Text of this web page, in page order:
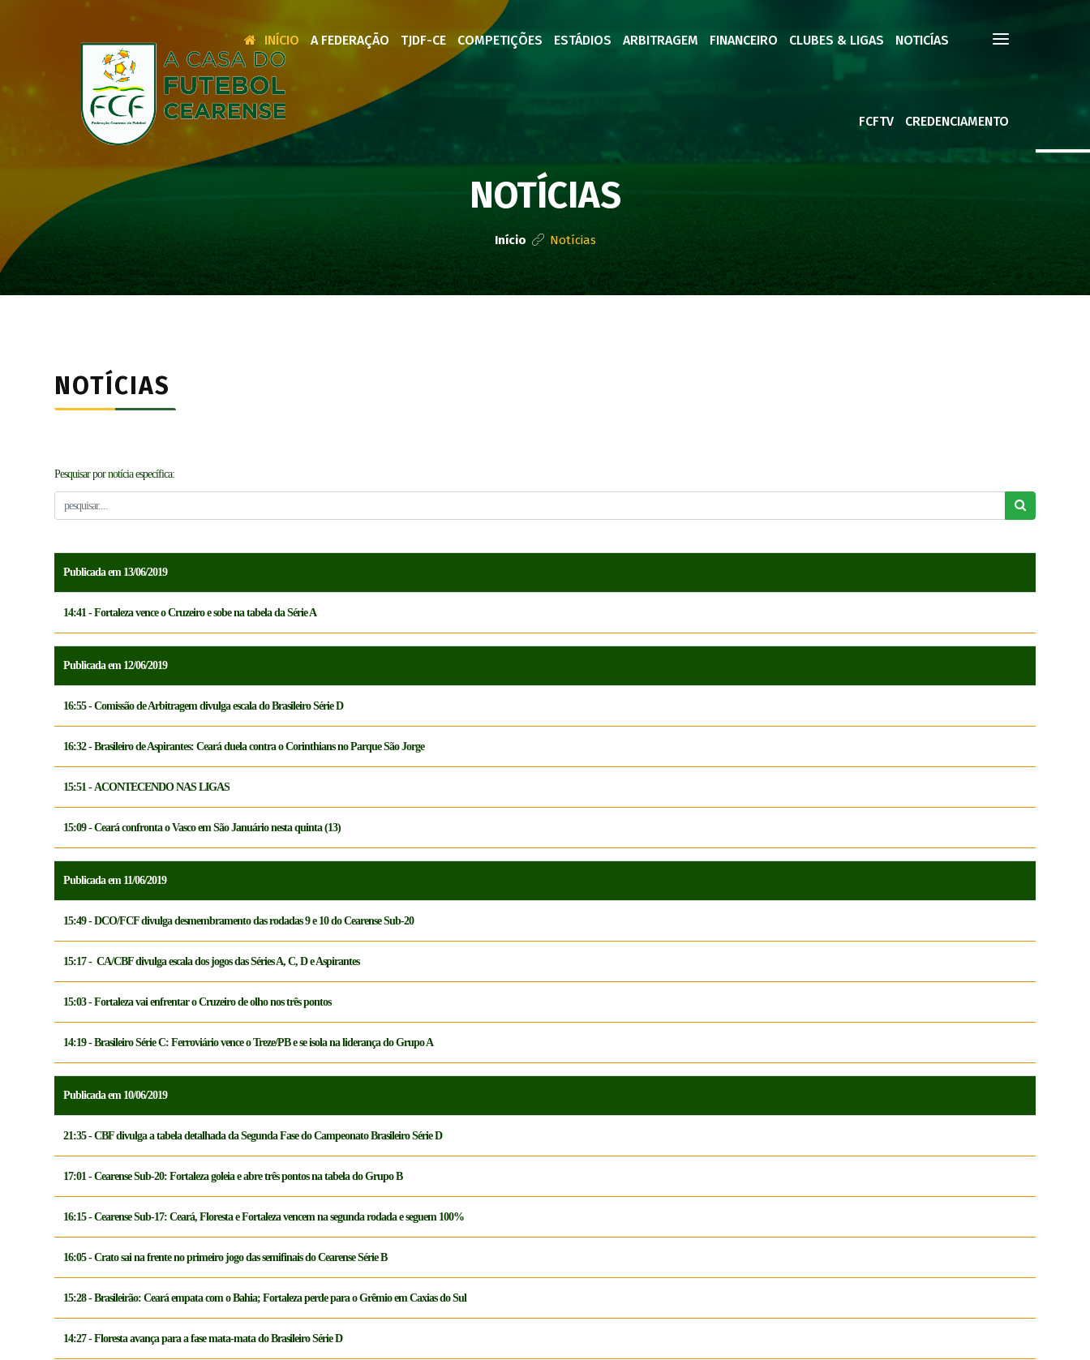
INÍCIO A FEDERAÇÃO TJDF-CE COMPETIÇÕES ESTÁDIOS ARBITRAGEM FINANCEIRO CLUBES & LIGAS NOTICÍAS
FCFTV CREDENCIAMENTO
NOTÍCIAS
Início Notícias
NOTÍCIAS
Pesquisar por notícia específica:
Publicada em 13/06/2019
14:41 - Fortaleza vence o Cruzeiro e sobe na tabela da Série A
Publicada em 12/06/2019
16:55 - Comissão de Arbitragem divulga escala do Brasileiro Série D
16:32 - Brasileiro de Aspirantes: Ceará duela contra o Corinthians no Parque São Jorge
15:51 - ACONTECENDO NAS LIGAS
15:09 - Ceará confronta o Vasco em São Januário nesta quinta (13)
Publicada em 11/06/2019
15:49 - DCO/FCF divulga desmembramento das rodadas 9 e 10 do Cearense Sub-20
15:17 - CA/CBF divulga escala dos jogos das Séries A, C, D e Aspirantes
15:03 - Fortaleza vai enfrentar o Cruzeiro de olho nos três pontos
14:19 - Brasileiro Série C: Ferroviário vence o Treze/PB e se isola na liderança do Grupo A
Publicada em 10/06/2019
21:35 - CBF divulga a tabela detalhada da Segunda Fase do Campeonato Brasileiro Série D
17:01 - Cearense Sub-20: Fortaleza goleia e abre três pontos na tabela do Grupo B
16:15 - Cearense Sub-17: Ceará, Floresta e Fortaleza vencem na segunda rodada e seguem 100%
16:05 - Crato sai na frente no primeiro jogo das semifinais do Cearense Série B
15:28 - Brasileirão: Ceará empata com o Bahia; Fortaleza perde para o Grêmio em Caxias do Sul
14:27 - Floresta avança para a fase mata-mata do Brasileiro Série D